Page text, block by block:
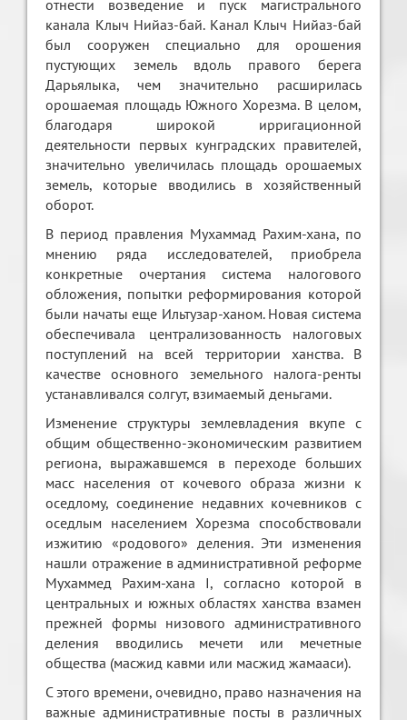
отнести возведение и пуск магистрального
канала Клыч Нийаз-бай. Канал Клыч Нийаз-бай
был сооружен специально для орошения
пустующих земель вдоль правого берега
Дарьялыка, чем значительно расширилась
орошаемая площадь Южного Хорезма. В целом,
благодаря широкой ирригационной
деятельности первых кунградских правителей,
значительно увеличилась площадь орошаемых
земель, которые вводились в хозяйственный
оборот.
В период правления Мухаммад Рахим-хана, по
мнению ряда исследователей, приобрела
конкретные очертания система налогового
обложения, попытки реформирования которой
были начаты еще Ильтузар-ханом. Новая система
обеспечивала централизованность налоговых
поступлений на всей территории ханства. В
качестве основного земельного налога-ренты
устанавливался солгут, взимаемый деньгами.
Изменение структуры землевладения вкупе с
общим общественно-экономическим развитием
региона, выражавшемся в переходе больших
масс населения от кочевого образа жизни к
оседлому, соединение недавних кочевников с
оседлым населением Хорезма способствовали
изжитию «родового» деления. Эти изменения
нашли отражение в административной реформе
Мухаммед Рахим-хана I, согласно которой в
центральных и южных областях ханства взамен
прежней формы низового административного
деления вводились мечети или мечетные
общества (масжид кавми или масжид жамааси).
С этого времени, очевидно, право назначения на
важные административные посты в различных